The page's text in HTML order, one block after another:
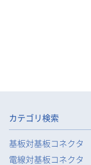
カテゴリ検索
基板対基板コネクタ
電線対基板コネクタ